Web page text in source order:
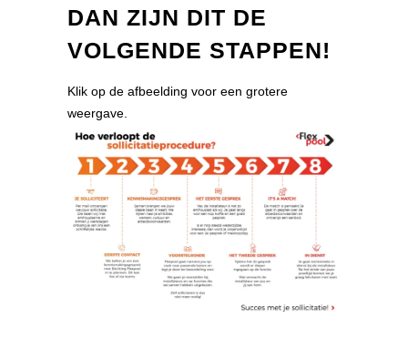
DAN ZIJN DIT DE
VOLGENDE STAPPEN!
Klik op de afbeelding voor een grotere
weergave.